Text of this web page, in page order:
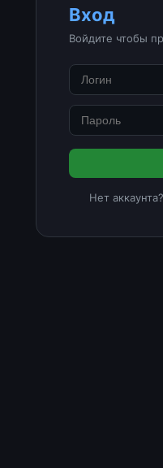
Вход
Войдите чтобы
Нет аккаунта?